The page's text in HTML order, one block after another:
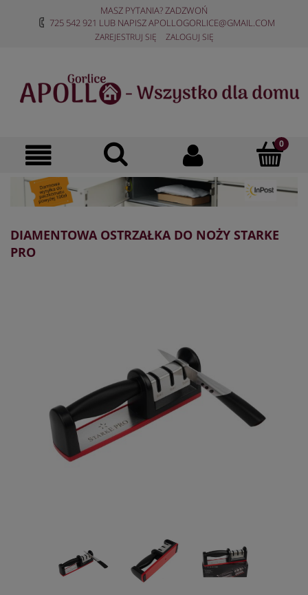
MASZ PYTANIA? ZADZWOŃ
725 542 921 LUB NAPISZAPOLLOGORLICE@GMAIL.COM
ZAREJESTRUJ SIĘ ZALOGUJ SIĘ
DIAMENTOWA OSTRZAŁKA DO NOŻY STARKE
PRO